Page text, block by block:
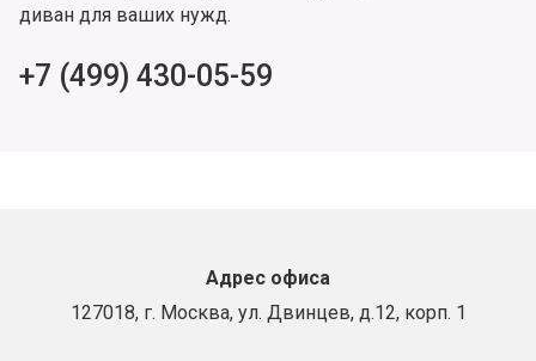
диван для ваших нужд.
+7 (499) 430-05-59
Адрес офиса
127018, г. Москва, ул. Двинцев, д.12, корп. 1